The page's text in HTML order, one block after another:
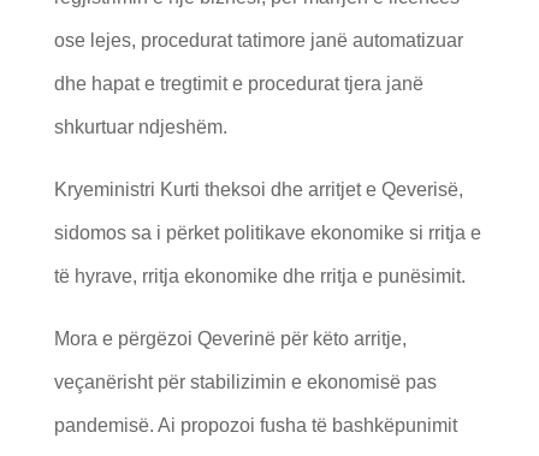
ose lejes, procedurat tatimore janë automatizuar
dhe hapat e tregtimit e procedurat tjera janë
shkurtuar ndjeshëm.
Kryeministri Kurti theksoi dhe arritjet e Qeverisë,
sidomos sa i përket politikave ekonomike si rritja e
të hyrave, rritja ekonomike dhe rritja e punësimit.
Mora e përgëzoi Qeverinë për këto arritje,
veçanërisht për stabilizimin e ekonomisë pas
pandemisë. Ai propozoi fusha të bashkëpunimit